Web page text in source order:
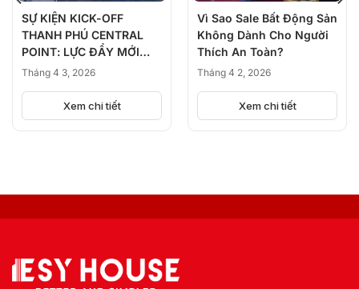
SỰ KIỆN KICK-OFF
THANH PHÚ CENTRAL
POINT: LỰC ĐẨY MỚI
CHO BẤT ĐỘNG SẢN
CHIẾN LƯỢC CỦA ESY
HOUSE
Tháng 4 3, 2026
Xem chi tiết
Vì Sao Sale Bất Động Sản
Không Dành Cho Người
Thích An Toàn?
Tháng 4 2, 2026
Xem chi tiết